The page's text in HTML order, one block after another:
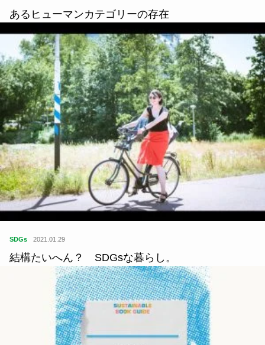
あるヒューマンカテゴリーの存在
SDGs 2021.01.29
結構たいへん？ SDGsな暮らし。